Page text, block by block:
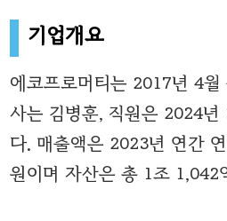
기업개요
에코프로머티는 2017년 4월
사는 김병훈, 직원은 2024년
다. 매출액은 2023년 연간
원이며 자산은 총 1조 1,042